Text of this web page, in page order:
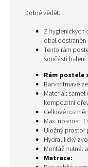
Dobré vědět:
Z
obal odstraněn
Tento rám
součástí balení.
Rám postele
Barva: tmavě
Materiál:
kompozitní
Celkové
Max. nosnost:
Úložný
Hydraulický
Montáž nutná:
Matrace: